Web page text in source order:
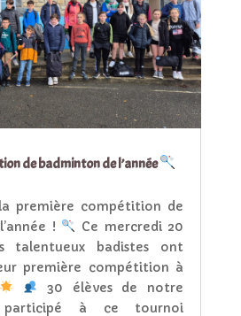
de badminton de l’année
première compétition de
!
Ce mercredi 20
talentueux badistes ont
première compétition à
30 élèves de notre
à ce tournoi